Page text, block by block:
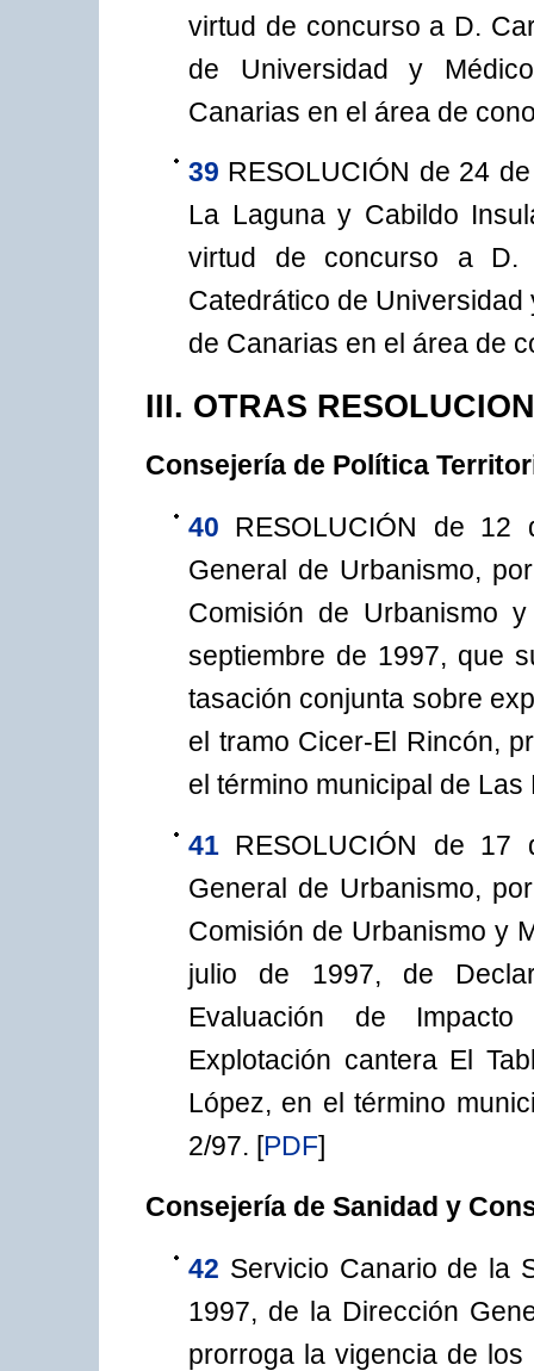
virtud de concurso a D.
de Universidad y
Canarias en el área de
39 RESOLUCIÓN de 24
La Laguna y Cabildo
virtud de concurso a D.
Catedrático de
de Canarias en el área de
III. OTRAS
Consejería de Política
40 RESOLUCIÓN de
General de Urbanismo,
Comisión de Urbanismo
septiembre de 1997, que
tasación conjunta sobre
el tramo Cicer-El Rincón,
el término municipal de
41 RESOLUCIÓN de
General de Urbanismo,
Comisión de Urbanismo y
julio de 1997, de
Evaluación de
Explotación cantera El
López, en el término
2/97. [PDF]
Consejería de Sanidad y
42 Servicio Canario de la
1997, de la Dirección
prorroga la vigencia de